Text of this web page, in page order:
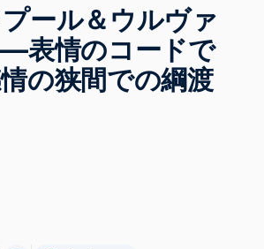
プール＆ウルヴァ
表情のコードで
の狭間での綱渡